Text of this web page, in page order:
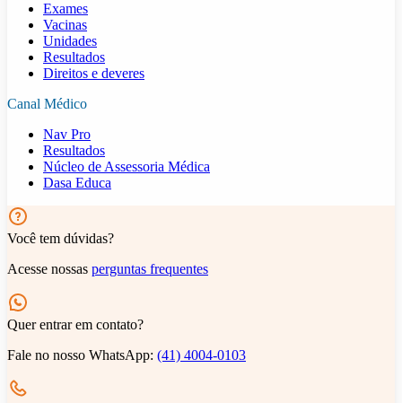
Exames
Vacinas
Unidades
Resultados
Direitos e deveres
Canal Médico
Nav Pro
Resultados
Núcleo de Assessoria Médica
Dasa Educa
Você tem dúvidas?
Acesse nossas perguntas frequentes
Quer entrar em contato?
Fale no nosso WhatsApp: (41) 4004-0103